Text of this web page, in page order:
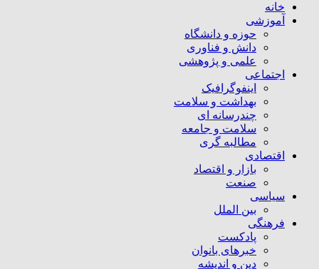
خانه
آموزشی
حوزه و دانشگاه
دانش و فناوری
علمی و پژوهشی
اجتماعی
اینفوگرافیک
بهداشت و سلامت
چندرسانه ای
سلامت و جامعه
مطالبه گری
اقتصادی
بازار و اقتصاد
صنعت
سیاسی
بین الملل
فرهنگی
پادکست
خبرهای بانوان
دین و اندیشه